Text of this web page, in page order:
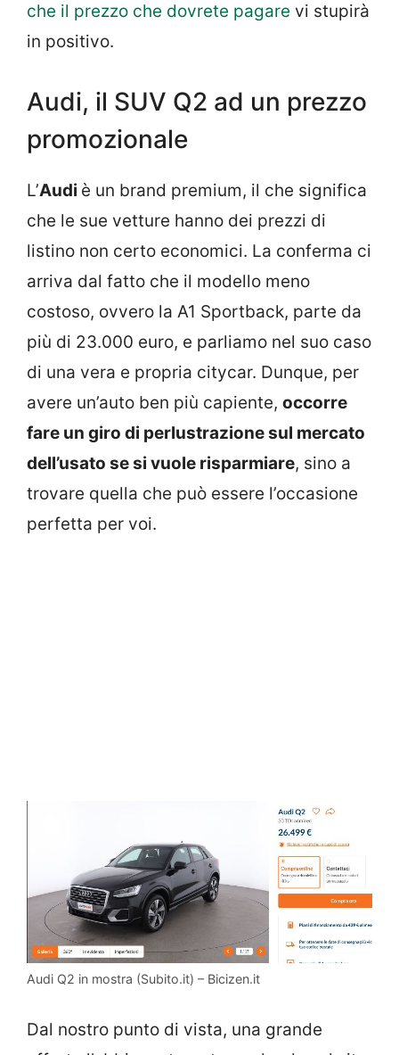
che il prezzo che dovrete pagare vi stupirà
in positivo.
Audi, il SUV Q2 ad un prezzo
promozionale
L’Audi è un brand premium, il che significa
che le sue vetture hanno dei prezzi di
listino non certo economici. La conferma ci
arriva dal fatto che il modello meno
costoso, ovvero la A1 Sportback, parte da
più di 23.000 euro, e parliamo nel suo caso
di una vera e propria citycar. Dunque, per
avere un’auto ben più capiente, occorre
fare un giro di perlustrazione sul mercato
dell’usato se si vuole risparmiare, sino a
trovare quella che può essere l’occasione
perfetta per voi.
Audi Q2 in mostra (Subito.it) – Bicizen.it
Dal nostro punto di vista, una grande